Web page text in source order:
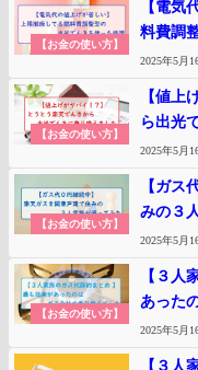
【お金の使い方】
【電気
料費調
2025年5月
【お金の使い方】
【値上
ら出光
2025年5月
【お金の使い方】
【ガス
みの３
2025年5月
【お金の使い方】
【３人
あった
2025年5月
【３人